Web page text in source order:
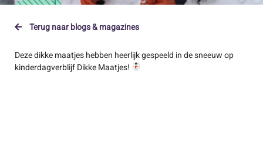
Terug naar blogs & magazines
Deze dikke maatjes hebben heerlijk gespeeld in de sneeuw op
kinderdagverblijf Dikke Maatjes!